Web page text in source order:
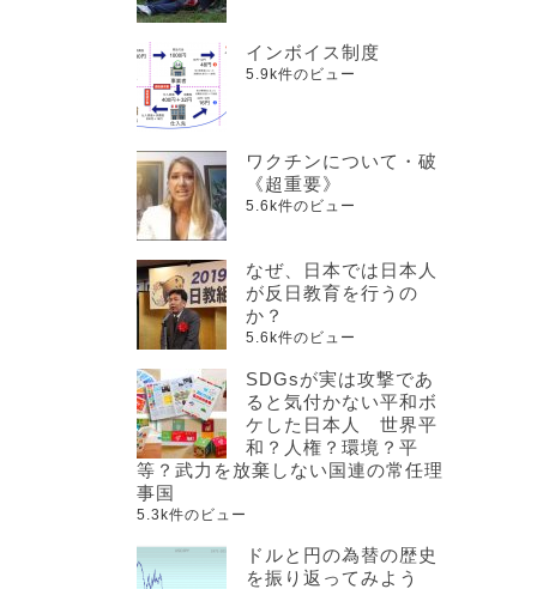
インボイス制度
5.9k件のビュー
ワクチンについて・破
《超重要》
5.6k件のビュー
なぜ、日本では日本人
が反日教育を行うの
か？
5.6k件のビュー
SDGsが実は攻撃であ
ると気付かない平和ボ
ケした日本人 世界平
和？人権？環境？平
等？武力を放棄しない国連の常任理
事国
5.3k件のビュー
ドルと円の為替の歴史
を振り返ってみよう